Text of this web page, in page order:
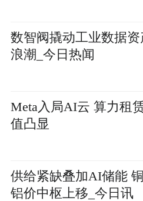
数智阀撬动工业数据资
浪潮_今日热闻
Meta入局AI云 算力租
值凸显
供给紧缺叠加AI储能
铝价中枢上移_今日讯